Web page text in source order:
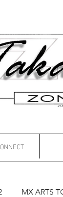
MX ARTS